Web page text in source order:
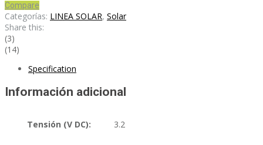
Compare
Categorías: LINEA SOLAR, Solar
Share this:
(3)
(14)
Specification
Información adicional
Tensión (V DC): 3.2